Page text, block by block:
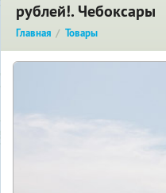
рублей!. Чебоксары
Главная Товары